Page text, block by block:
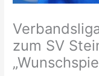
zum SV